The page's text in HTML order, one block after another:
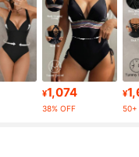
¥1,074
38% OFF
¥
50+